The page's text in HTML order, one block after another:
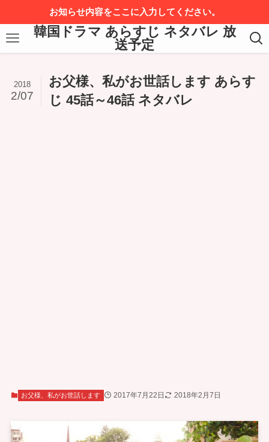
お知らせ内容をここに入力してください。
韓国ドラマ あらすじ ネタバレ 放
送予定
お父様、私がお世話します あらす
じ 45話～46話 ネタバレ
2018
2/07
お父様、私がお世話します 2017年7月22日 2018年2月7日